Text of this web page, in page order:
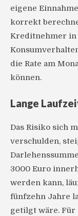
eigene
korrekt
Kreditnehmer in
die Rate am
können.
Lange
Das Risiko sich
verschulden,
3000 Euro
werden kann,
fünfzehn Jahre
getilgt wäre. Für